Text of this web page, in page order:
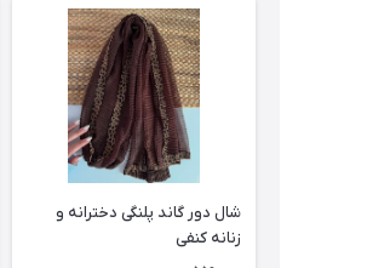
شال دور گاند پلنگی دخترانه و
زنانه کنفی